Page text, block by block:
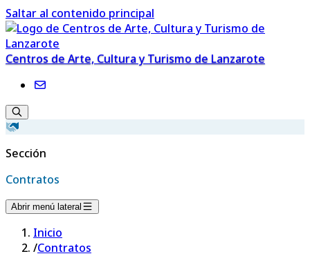
Saltar al contenido principal
Centros de Arte, Cultura y Turismo de Lanzarote
Sección
Contratos
Abrir menú lateral
Inicio
/Contratos